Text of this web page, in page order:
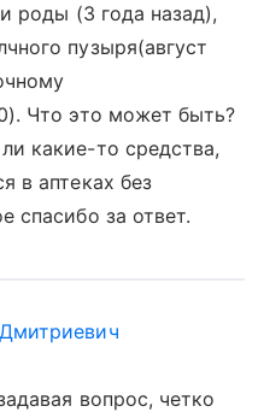
роды (3 года назад),
пузыря(август
Что это может быть?
какие-то средства,
в аптеках без
спасибо за ответ.
вопрос, четко